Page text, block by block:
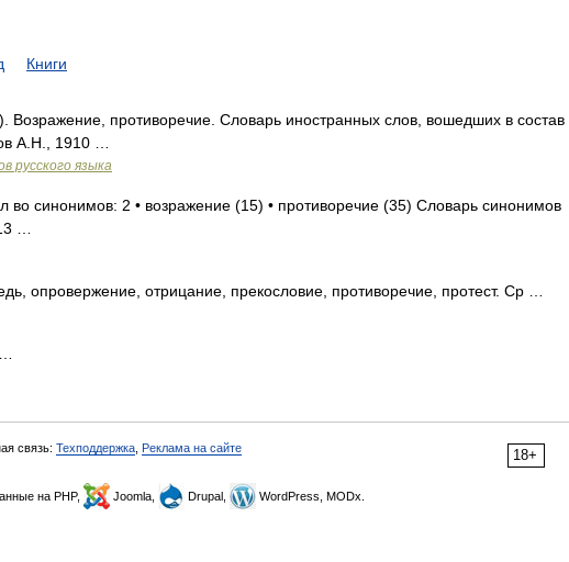
Книги
Возражение, противоречие. Словарь иностранных слов, вошедших в состав
А.Н., 1910 …
русского языка
во синонимов: 2 • возражение (15) • противоречие (35) Словарь синонимов
…
опровержение, отрицание, прекословие, противоречие, протест. Ср …
18+
связь: Техподдержка Реклама на сайте
на PHP, Joomla, Drupal, WordPress, MODx.